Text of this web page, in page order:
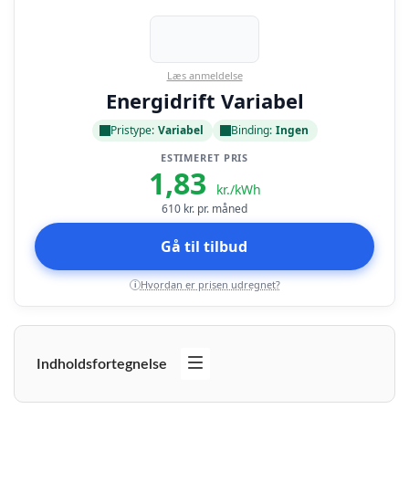
Læs anmeldelse
Energidrift Variabel
Pristype: Variabel Binding: Ingen
ESTIMERET PRIS
1,83 kr./kWh
610 kr. pr. måned
Gå til tilbud
i Hvordan er prisen udregnet?
Indholdsfortegnelse